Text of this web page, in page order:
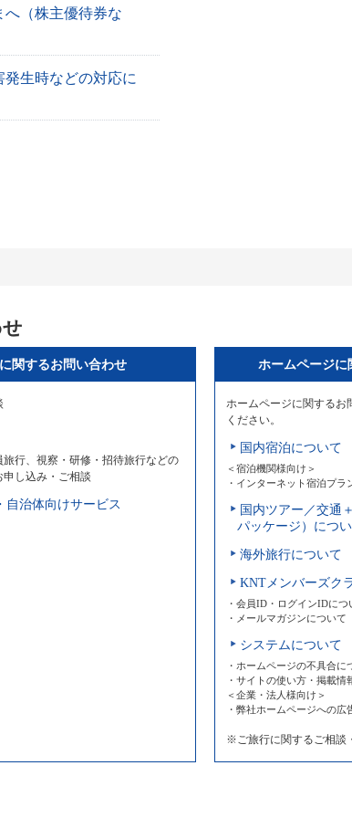
へ（株主優待券な
発生時などの対応に
関するお問い合わせ
旅行、視察・研修・招待旅行などの
申し込み・ご相談
自治体向けサービス
ホームページに
ホームページに関するお
ください。
国内宿泊について
＜宿泊機関様向け＞
・インターネット宿泊プラ
国内ツアー／交通
パッケージ）につ
海外旅行について
KNTメンバーズク
・会員ID・ログインIDにつ
・メールマガジンについて
システムについて
・ホームページの不具合に
・サイトの使い方・掲載情
＜企業・法人様向け＞
・弊社ホームページへの広
※ご旅行に関するご相談